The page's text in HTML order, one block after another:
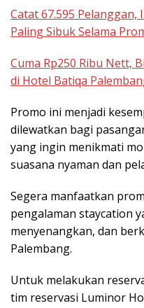
Catat 67.595 Pelanggan,
Paling Sibuk Selama
Cuma Rp250 Ribu Nett,
di Hotel Batiqa
Promo ini menjadi
dilewatkan bagi
yang ingin menikmati
suasana nyaman dan
Segera manfaatkan
pengalaman staycation
menyenangkan, dan
Palembang.
Untuk melakukan
tim reservasi Luminor